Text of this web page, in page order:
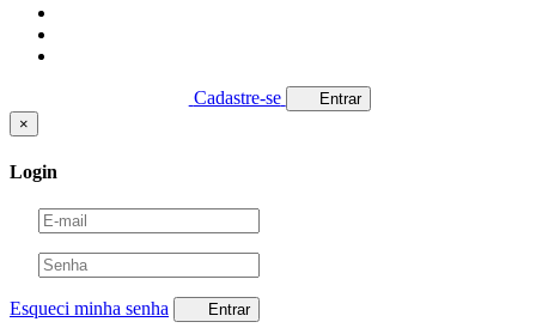
Cadastre-se
Entrar
×
Login
Esqueci minha senha Entrar